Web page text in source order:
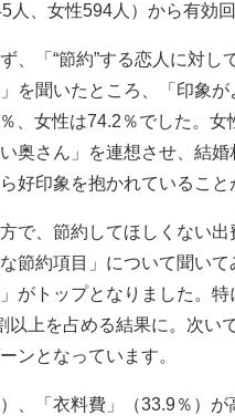
人、女性594人）から有効
、「“節約”する恋人に対し
を聞いたところ、「印象
、女性は74.2％でした。女
い奥さん」を連想させ、結
好印象を抱かれていること
で、節約してほしくない出
節約項目」について聞い
」がトップとなりました。特
以上を占める結果に。次い
ンとなっています。
「衣料費」（33.9％）が